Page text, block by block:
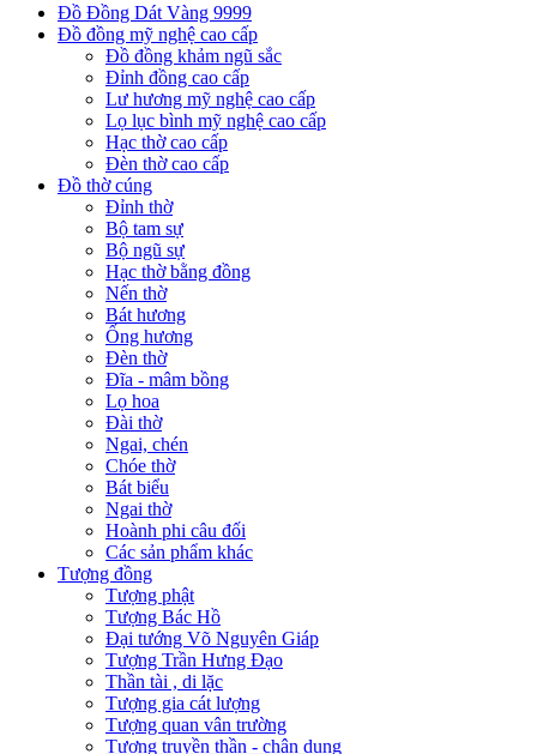
Đồ Đồng Dát Vàng 9999
Đồ đồng mỹ nghệ cao cấp
Đồ đồng khảm ngũ sắc
Đỉnh đồng cao cấp
Lư hương mỹ nghệ cao cấp
Lọ lục bình mỹ nghệ cao cấp
Hạc thờ cao cấp
Đèn thờ cao cấp
Đồ thờ cúng
Đỉnh thờ
Bộ tam sự
Bộ ngũ sự
Hạc thờ bằng đồng
Nến thờ
Bát hương
Ống hương
Đèn thờ
Đĩa - mâm bồng
Lọ hoa
Đài thờ
Ngai, chén
Chóe thờ
Bát biểu
Ngai thờ
Hoành phi câu đối
Các sản phẩm khác
Tượng đồng
Tượng phật
Tượng Bác Hồ
Đại tướng Võ Nguyên Giáp
Tượng Trần Hưng Đạo
Thần tài , di lặc
Tượng gia cát lượng
Tượng quan vân trường
Tượng truyền thần - chân dung